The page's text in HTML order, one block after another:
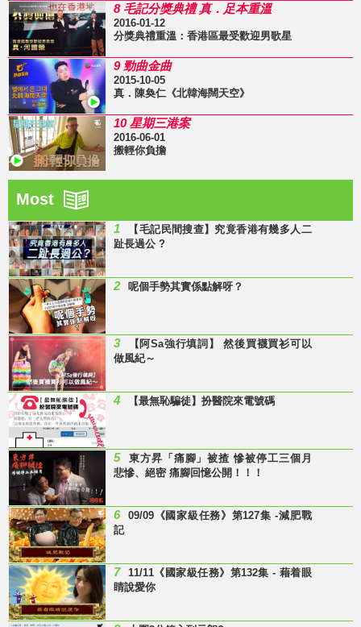
8 毛記分獎典禮 真．足本重溫
2016-01-12
分獎典禮重溫：香港區最受歡迎男歌星
9 勁曲金曲
2015-10-05
真．陳奐仁《北韓海闊天空》
10 星期三港案
2016-06-01
搬輕你負擔
Most
1
【毛記民間搜查】究竟香港有幾多人二
趾長過公 ?
2 呢個手勢其實係點解呀？
3
【阿Sa強行填詞】 然後買襪買衫可以
做風紀～
4 【最無恥騙徒】扮醫院來電號碼
5
東方昇「痛腳」被揸 慘被停工三個月
悲慘、絕密 痛腳回憶公開！！！
6
09/09《國家級任務》第127集 -減肥戰
記
7
11/11《國家級任務》第132集 - 藉着眼
睛說愛你